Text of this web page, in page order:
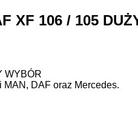
106 / 105
WYBÓR
DAF oraz Mercedes.